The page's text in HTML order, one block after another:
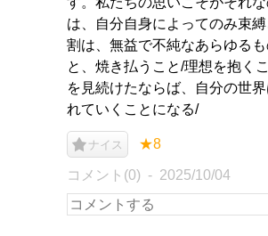
は、自分自身によってのみ束
割は、無益で不純なあらゆる
と、焼き払うこと/理想を抱く
を見続けたならば、自分の世
れていくことになる/
ナイス ★8
コメント(0) 2025/10/04